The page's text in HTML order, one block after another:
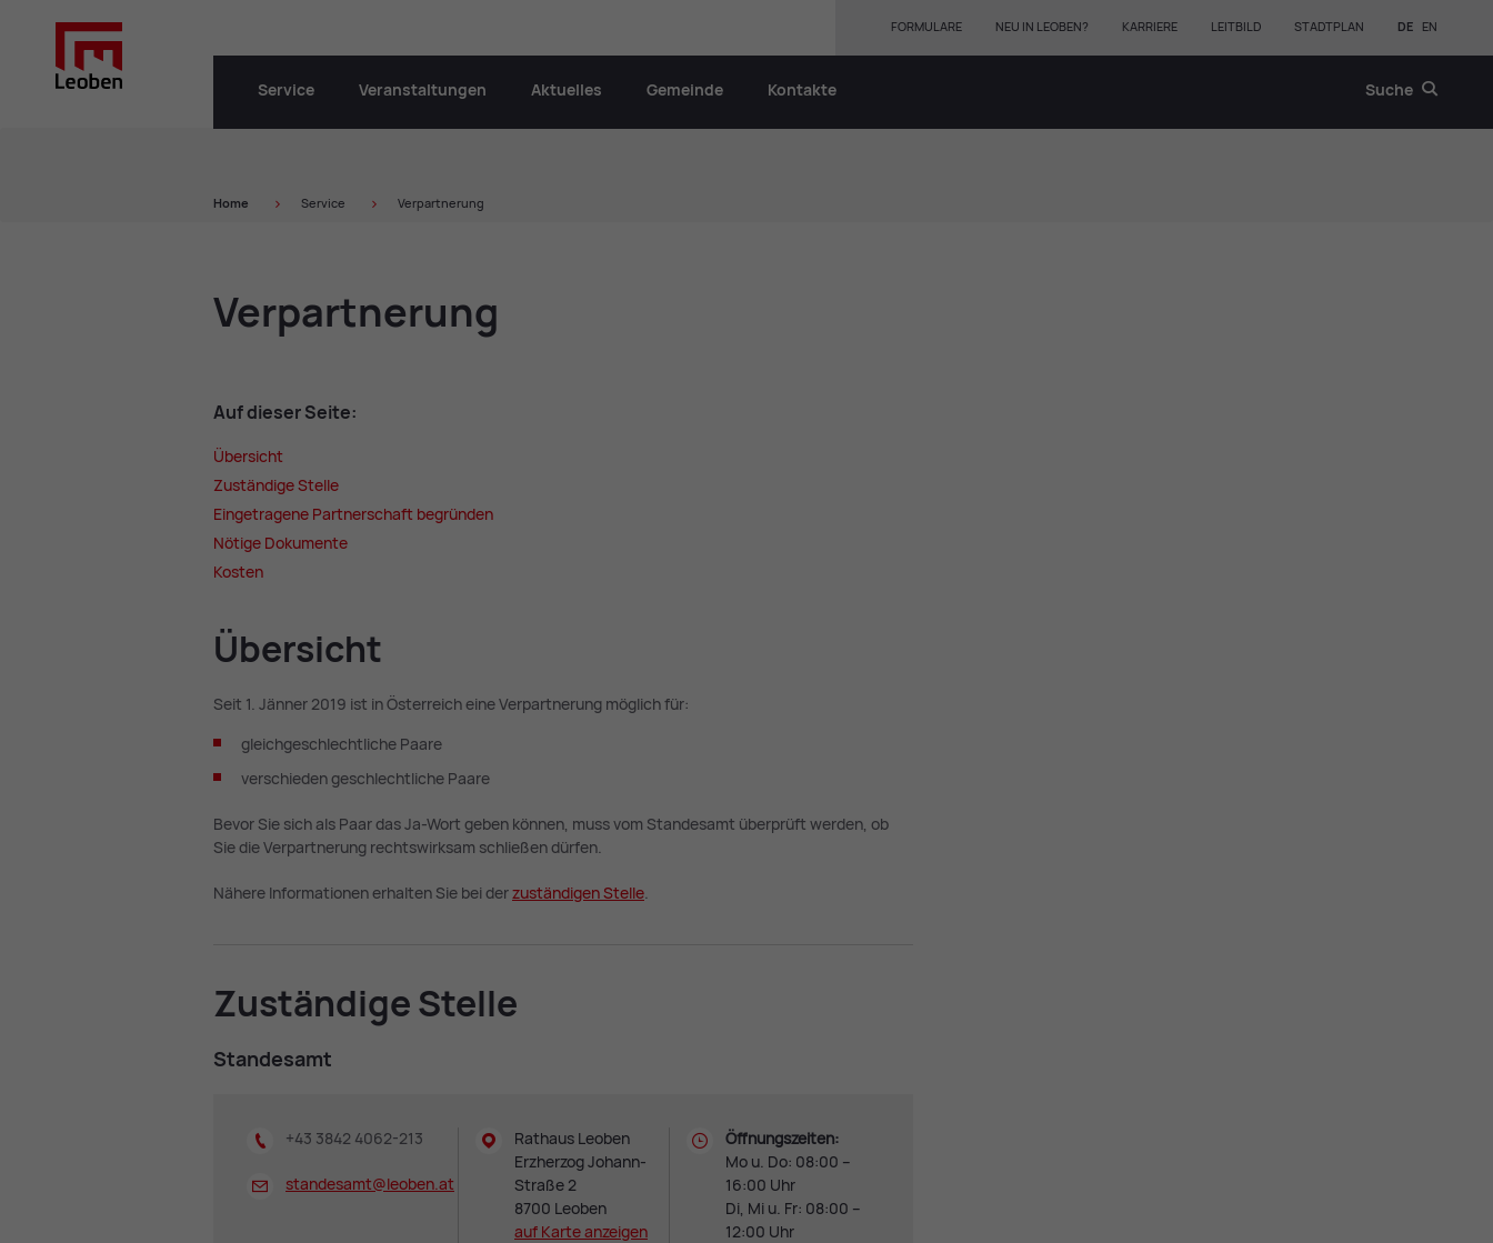
Service Veranstaltungen Aktuelles Gemeinde Kontakte Suche
FORMULARE NEU IN LEOBEN? KARRIERE LEITBILD STADTPLAN DE EN
Home Service Verpartnerung
Ver­part­ne­rung
Auf die­ser Sei­te:
Über­sicht
Zu­stän­di­ge Stel­le
Ein­ge­tra­ge­ne Part­ner­schaft be­grün­den
Nö­ti­ge Do­ku­men­te
Kos­ten
Über­sicht
Seit 1. Jänner 2019 ist in Österreich eine Verpartnerung möglich für:
gleichgeschlechtliche Paare
verschieden geschlechtliche Paare
Bevor Sie sich als Paar das Ja-Wort geben können, muss vom Standesamt überprüft werden, ob
Sie die Verpartnerung rechtswirksam schließen dürfen.
Nähere Informationen erhalten Sie bei derzu­stän­di­gen Stel­le.
Zu­stän­di­ge Stel­le
Stan­des­amt
+43 3842 4062-213
standesamt@leoben.at
Rathaus Leoben
Erzherzog Johann-
Straße 2
8700 Leoben
auf Kar­te an­zei­gen
Öffnungszeiten:
Mo u. Do: 08:00 –
16:00 Uhr
Di, Mi u. Fr: 08:00 –
12:00 Uhr